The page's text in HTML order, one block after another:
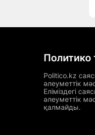
Политико
Politico.kz
әлеуметтік
Еліміздегі
әлеуметтік
қалмайды.